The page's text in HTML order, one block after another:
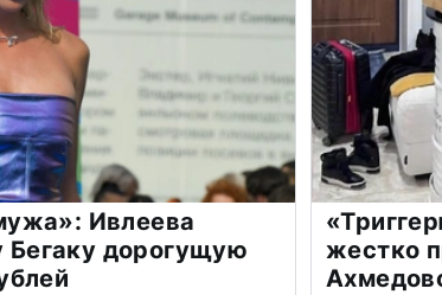
Ивлеева
Бегаку дорогущую
жестко